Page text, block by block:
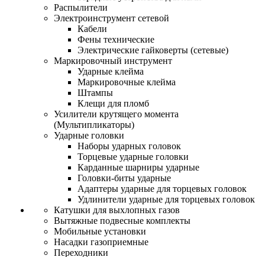
Распылители
Электроинструмент сетевой
Кабели
Фены технические
Электрические гайковерты (сетевые)
Маркировочный инструмент
Ударные клейма
Маркировочные клейма
Штампы
Клещи для пломб
Усилители крутящего момента
(Мультипликаторы)
Ударные головки
Наборы ударных головок
Торцевые ударные головки
Карданные шарниры ударные
Головки-биты ударные
Адаптеры ударные для торцевых головок
Удлинители ударные для торцевых головок
Катушки для выхлопных газов
Вытяжные подвесные комплекты
Мобильные установки
Насадки газоприемные
Переходники